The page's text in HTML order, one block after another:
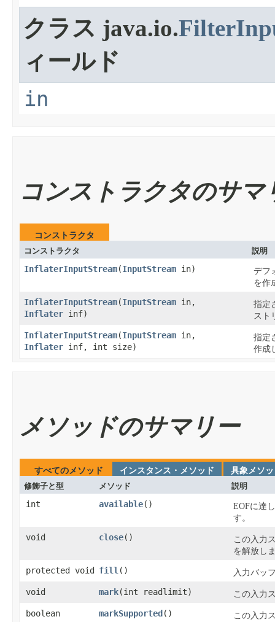
クラス java.io.
ィールド
in
コンストラクタのサマ
コンストラクタ
コンストラクタ
説明
InflaterInputStream​(InputStream in)
デフ
を作
InflaterInputStream​(InputStream in,
Inflater inf)
指定
スト
InflaterInputStream​(InputStream in,
Inflater inf, int size)
指定
作成
メソッドのサマリー
すべてのメソッド インスタンス・メソッド
具象メソ
修飾子と型
メソッド 説明
int available​()
EOFに達
す。
void close​()
この入力
を解放し
protected void fill ​() 入力バッ
void mark​(int readlimit) この入力
boolean markSupported ​()
この入力